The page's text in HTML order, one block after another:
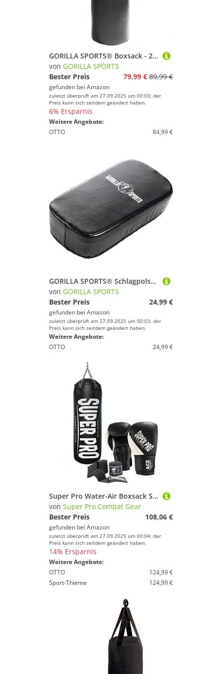
GORILLA SPORTS® Boxsack - 27kg / 37kg, Gefüllt, Hängend, mit Heavy Duty Vierpunkt-Stahlkette und 4 Karabinerhaken, Kunstleder, Schwarz - Punchingsäcke, Punching Bag, Sandsack, Boxing Bag, MMA
von GORILLA SPORTS
Bester Preis
79,99 € 89,99 €
gefunden bei Amazon
zuletzt überprüft am 27.09.2025 um 00:03; der
Preis kann sich seitdem geändert haben.
6% Ersparnis
Weitere Angebote:
OTTO
84,99 €
GORILLA SPORTS® Schlagpolster - mit 3 Griffe, 40x20x15 cm, Kunstleder, Schwarz - Schlagkissen, Handpratzen, Trainerpratzen, Boxpads, Boxsack, Kampfsport, Kickboxen, Thaiboxen, MMA, Muay Thai, Karate
von GORILLA SPORTS
Bester Preis
24,99 €
gefunden bei Amazon
zuletzt überprüft am 27.09.2025 um 00:03; der
Preis kann sich seitdem geändert haben.
Weitere Angebote:
OTTO
24,99 €
Super Pro Water-Air Boxsack Set, schwarz/weiß, 100 cm
von Super Pro Combat Gear
Bester Preis
108,06 €
gefunden bei Amazon
zuletzt überprüft am 27.09.2025 um 00:04; der
Preis kann sich seitdem geändert haben.
14% Ersparnis
Weitere Angebote:
OTTO
124,99 €
Sport-Thieme
124,99 €